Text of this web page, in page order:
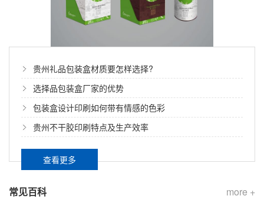
贵州礼品包装盒材质要怎样选择?
选择品包装盒厂家的优势
包装盒设计印刷如何带有情感的色彩
贵州不干胶印刷特点及生产效率
查看更多
more +
常见百科